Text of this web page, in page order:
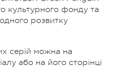
культурного фонду та
розвитку
серій можна на
або на його сторінці